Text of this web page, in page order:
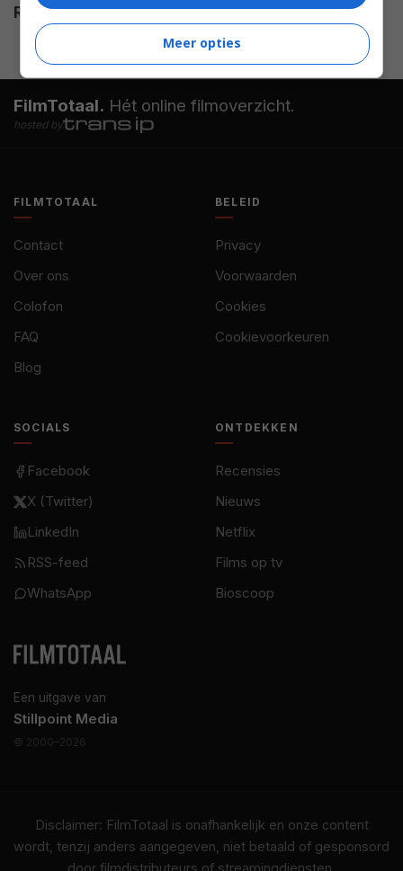
Release
17.10.1961
FilmTotaal. Hét online filmoverzicht.
hosted by
Een uitgave van
Stillpoint Media
© 2000–2026
FILMTOTAAL
Contact
Over ons
Colofon
FAQ
Blog
BELEID
Privacy
Voorwaarden
Cookies
Cookievoorkeuren
SOCIALS
Facebook
X (Twitter)
LinkedIn
RSS-feed
WhatsApp
ONTDEKKEN
Recensies
Nieuws
Netflix
Films op tv
Bioscoop
Disclaimer: FilmTotaal is onafhankelijk en onze content
wordt, tenzij anders aangegeven, niet betaald of gesponsord
Meer opties